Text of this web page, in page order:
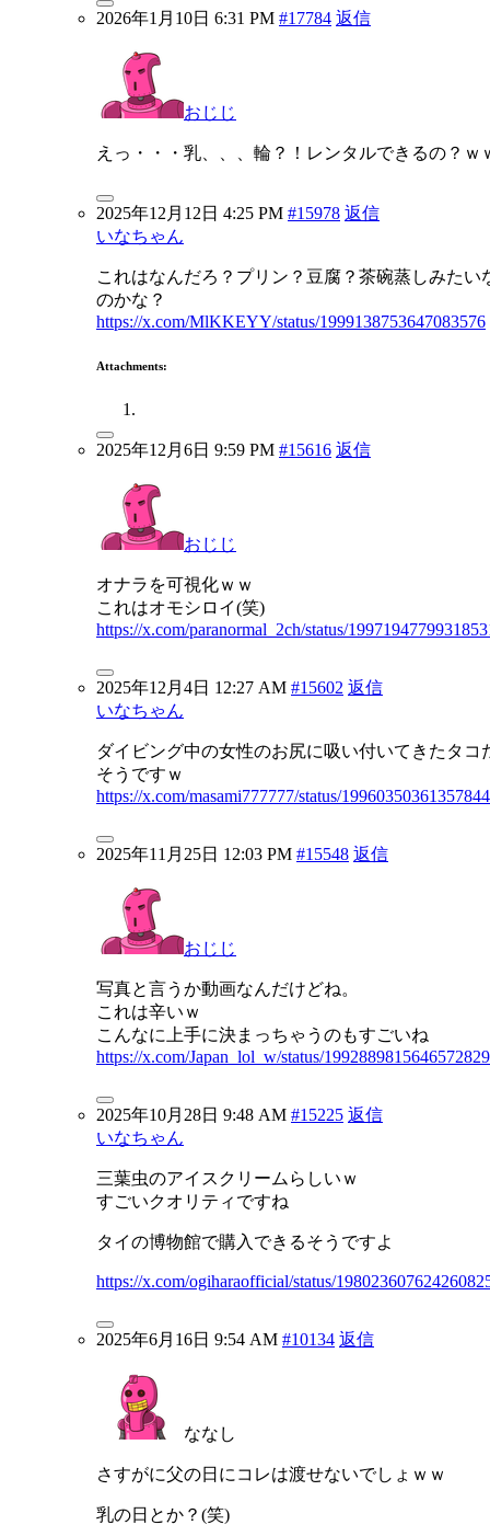
2026年1月10日 6:31 PM #17784 返信
おじじ
えっ・・・乳、、、輪？！レンタルできるの？ｗ
2025年12月12日 4:25 PM #15978 返信
いなちゃん
これはなんだろ？プリン？豆腐？茶碗蒸しみたい
のかな？
https://x.com/MlKKEYY/status/1999138753647083576
Attachments:
2025年12月6日 9:59 PM #15616 返信
おじじ
オナラを可視化ｗｗ
これはオモシロイ(笑)
https://x.com/paranormal_2ch/status/
2025年12月4日 12:27 AM #15602 返信
いなちゃん
ダイビング中の女性のお尻に吸い付いてきたタコ
そうですｗ
https://x.com/masami777777/status/
2025年11月25日 12:03 PM #15548 返信
おじじ
写真と言うか動画なんだけどね。
これは辛いｗ
こんなに上手に決まっちゃうのもすごいね
https://x.com/Japan_lol_w/status/1992889815646572829
2025年10月28日 9:48 AM #15225 返信
いなちゃん
三葉虫のアイスクリームらしいｗ
すごいクオリティですね
タイの博物館で購入できるそうですよ
https://x.com/ogiharaofficial/status/
2025年6月16日 9:54 AM #10134 返信
ななし
さすがに父の日にコレは渡せないでしょｗｗ
乳の日とか？(笑)